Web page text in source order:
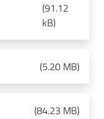
(91.12
kB)
(5.20 MB)
(84.23 MB)